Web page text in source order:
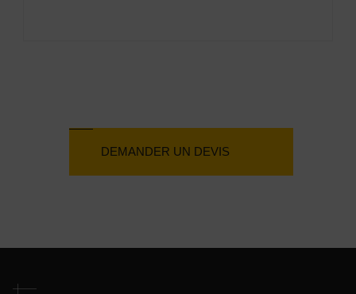
DEMANDER UN DEVIS